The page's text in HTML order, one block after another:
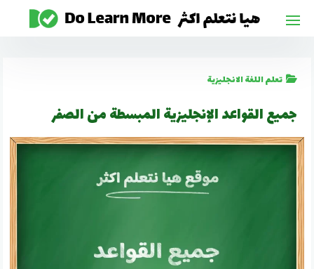
تعلم اللغة الانجليزية
جميع القواعد الإنجليزية المبسطة من الصفر